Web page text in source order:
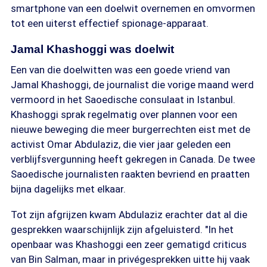
smartphone van een doelwit overnemen en omvormen
tot een uiterst effectief spionage-apparaat.
Jamal Khashoggi was doelwit
Een van die doelwitten was een goede vriend van
Jamal Khashoggi, de journalist die vorige maand werd
vermoord in het Saoedische consulaat in Istanbul.
Khashoggi sprak regelmatig over plannen voor een
nieuwe beweging die meer burgerrechten eist met de
activist Omar Abdulaziz, die vier jaar geleden een
verblijfsvergunning heeft gekregen in Canada. De twee
Saoedische journalisten raakten bevriend en praatten
bijna dagelijks met elkaar.
Tot zijn afgrijzen kwam Abdulaziz erachter dat al die
gesprekken waarschijnlijk zijn afgeluisterd. "In het
openbaar was Khashoggi een zeer gematigd criticus
van Bin Salman, maar in privégesprekken uitte hij vaak